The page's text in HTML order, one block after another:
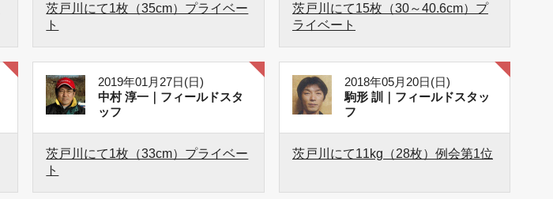
茨戸川にて1枚（35cm）プライベー
ト
茨戸川にて15枚（30～40.6cm）プ
ライベート
2019年01月27日(日)
中村 淳一｜フィールドスタ
ッフ
茨戸川にて1枚（33cm）プライベー
ト
2018年05月20日(日)
駒形 訓｜フィールドスタッ
フ
茨戸川にて11kg（28枚）例会第1位